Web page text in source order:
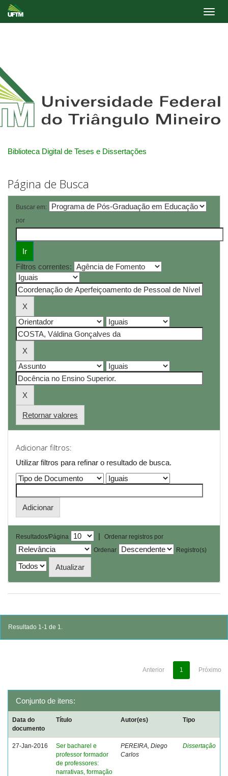
Biblioteca Digital de Teses e Dissertações
Página de Busca
Buscar em:
por
Filtros correntes:
Retornar valores
Adicionar filtros:
Utilizar filtros para refinar o resultado de busca.
Resultados/Página |
Ordenar registros por
Ordenar
Registro(s)
Resultado 1-1 de 1.
Anterior 1 Próximo
Conjunto de itens:
Data do
documento
Título Autor(es) Tipo
27-Jan-2016
Ser bacharel e
professor formador
de professores:
narrativas, formação
PEREIRA, Diego
Carlos
Dissertação